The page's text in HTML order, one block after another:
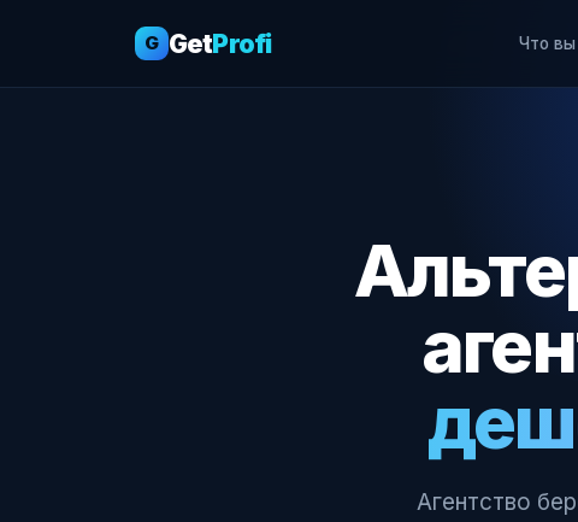
G GetProfi Что вы
Агентство